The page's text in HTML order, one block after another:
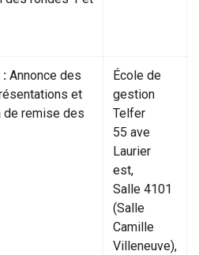
: Annonce des
et
de remise des
École de
gestion
Telfer
55 ave
Laurier
est,
Salle 4101
(Salle
Camille
Villeneuve),